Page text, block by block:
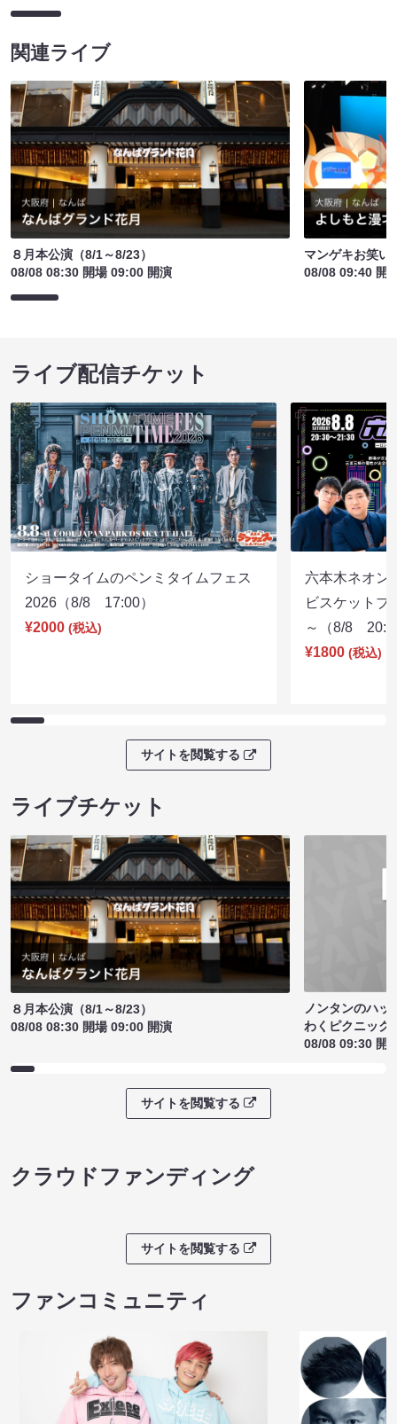
関連ライブ
８月本公演（8/1～8/23）
08/08 08:30 開場 09:00 開演
マンゲキお笑い
08/08 09:40 開
ライブ配信チケット
ショータイムのペンミタイムフェス
2026（8/8 17:00）
¥2000 (税込)
六本木ネオン
ビスケットブ
～（8/8
¥1800 (税込)
サイトを閲覧する
ライブチケット
８月本公演（8/1～8/23）
08/08 08:30 開場 09:00 開演
ノンタンのハッ
わくピクニック
08/08 09:30 開
サイトを閲覧する
クラウドファンディング
サイトを閲覧する
ファンコミュニティ